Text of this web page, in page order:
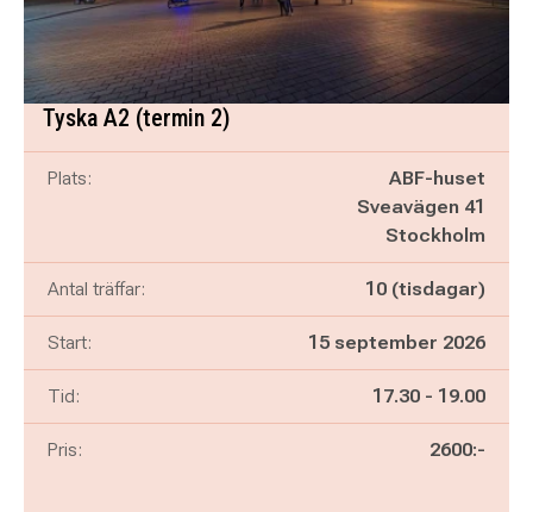
Tyska A2 (termin 2)
Plats:
ABF-huset
Sveavägen 41
Stockholm
Antal träffar: 10 (tisdagar)
Start: 15 september 2026
Tid: Pågår mellan
17.30 - och
19.00
Pris: 2600:-